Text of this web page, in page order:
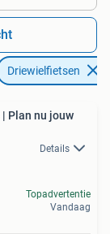
Driewielfietsen
Plan nu jouw
Details
Topadvertentie
Vandaag